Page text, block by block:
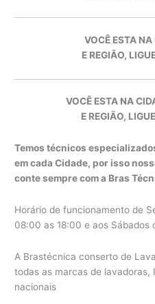
VOCÊ ESTA
E REGIÃO,
VOCÊ ESTA NA
E REGIÃO,
Temos técnicos
em cada Cidade, por isso
conte sempre com a Bras
Horário de funcionamento de
08:00 as 18:00 e aos Sábados
A Brastécnica conserto de
todas as marcas de lavadoras,
nacionais